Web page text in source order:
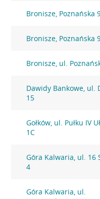
Bronisze, Poznańska
Bronisze, Poznańska
Bronisze, ul.
Dawidy Bankowe, ul.
15
Gołków, ul. Pułku IV
1C
Góra Kalwaria, ul. 16
4
Góra Kalwaria, ul.